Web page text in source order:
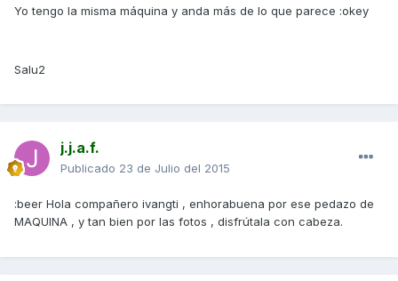
Yo tengo la misma máquina y anda más de lo que parece :okey
Salu2
j.j.a.f.
Publicado 23 de Julio del 2015
:beer Hola compañero ivangti , enhorabuena por ese pedazo de
MAQUINA , y tan bien por las fotos , disfrútala con cabeza.